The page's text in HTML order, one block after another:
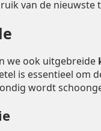
van de
we ook uitgebreide
is essentieel om
wordt